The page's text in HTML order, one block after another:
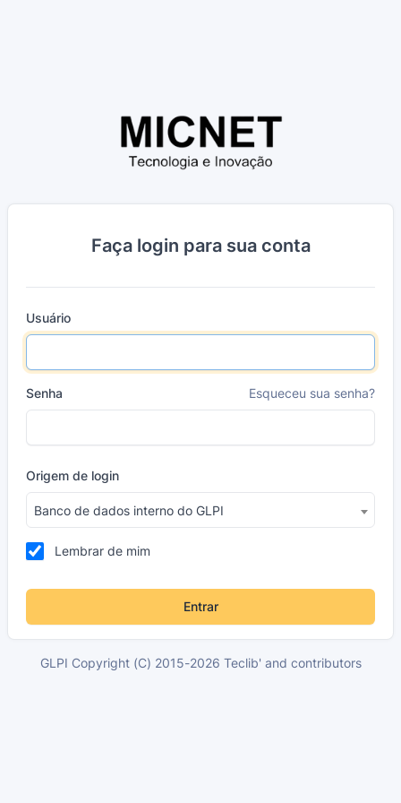
Faça login para sua conta
Usuário
Senha Esqueceu sua senha?
Origem de login
Banco de dados interno do GLPI
Lembrar de mim
Entrar
GLPI Copyright (C) 2015-2026 Teclib' and contributors